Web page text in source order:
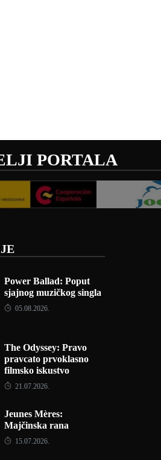
PORTALA
Power Ballad: Poput
sjajnog muzičkog singla
05.08.2026.
The Odyssey: Pravo
pravcato prvoklasno
filmsko iskustvo
21.07.2026.
Jeunes Mères:
Majčinska rana
15.07.2026.